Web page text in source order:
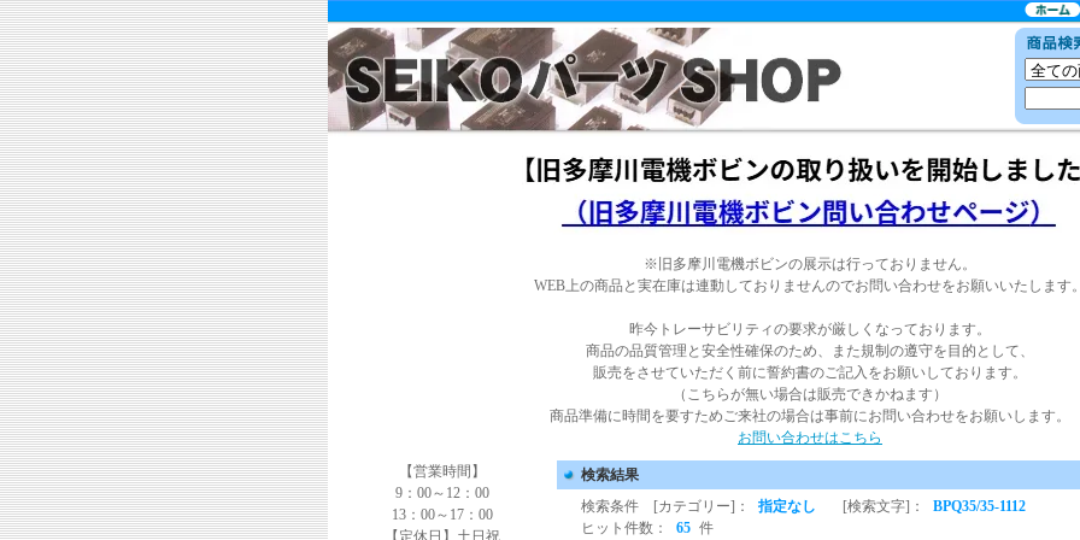
※旧多摩川電機ボビンの展示は行っておりません。
WEB上の商品と実在庫は連動しておりませんのでお問い合わせをお願いいたします
昨今トレーサビリティの要求が厳しくなっております。
商品の品質管理と安全性確保のため、また規制の遵守を目的として、
販売をさせていただく前に誓約書のご記入をお願いしております。
（こちらが無い場合は販売できかねます）
商品準備に時間を要すためご来社の場合は事前にお問い合わせをお願いします。
お問い合わせはこちら
【営業時間】
9：00～12：00
13：00～17：00
検索結果
検索条件 [カテゴリー]：
指定なし [検索文字]：
BPQ35/35-1112
ヒット件数：
65 件